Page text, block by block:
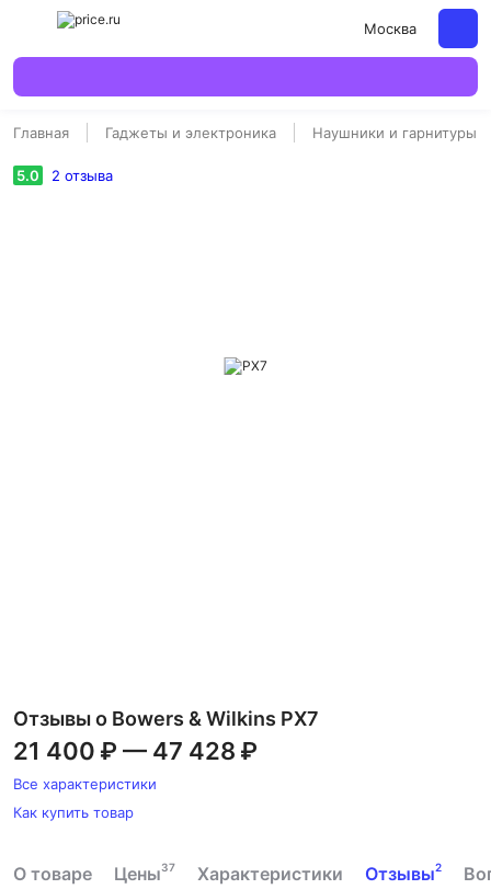
Москва
Главная Гаджеты и электроника Наушники и гарнитуры
5.0 2 отзыва
Отзывы о Bowers & Wilkins PX7
21 400 ₽ — 47 428 ₽
Все характеристики
Как купить товар
О товаре Цены37 Характеристики Отзывы2